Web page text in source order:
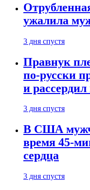
ужалила
3 дня спустя
Правнук
по-русски
и рассердил
3 дня спустя
В США
время 45-
сердца
3 дня спустя